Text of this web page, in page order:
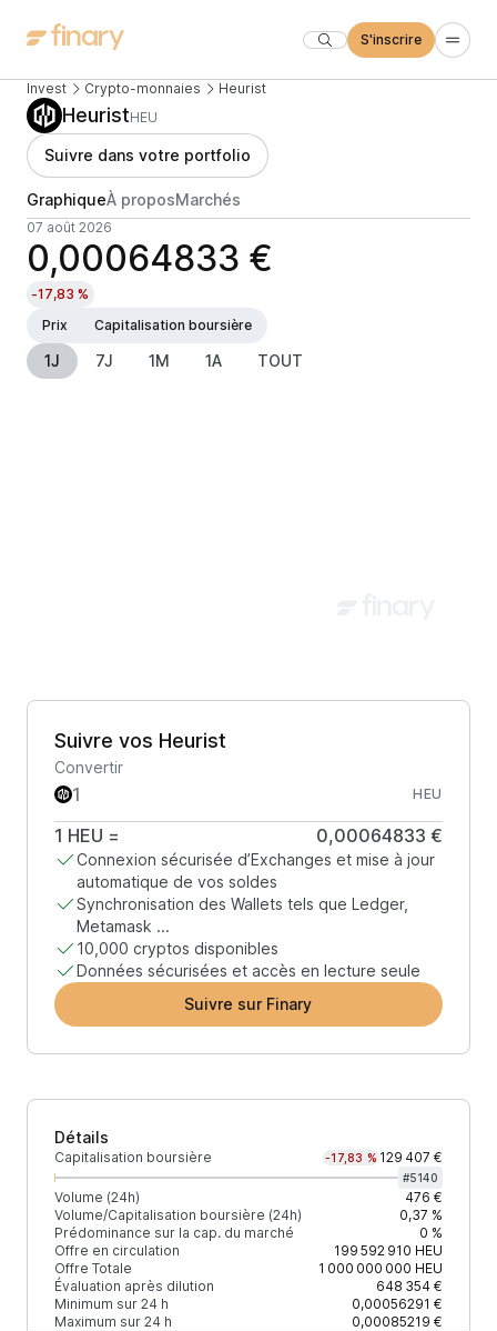
S'inscrire
Invest Crypto-monnaies Heurist
HeuristHEU
Suivre dans votre portfolio
GraphiqueÀ proposMarchés
07 août 2026
0,00064833 €
-17,83 %
Prix
Capitalisation boursière
1J 7J 1M 1A TOUT
Suivre vos Heurist
Convertir
HEU
1 HEU = 0,00064833 €
Connexion sécurisée d’Exchanges et mise à jour
automatique de vos soldes
Synchronisation des Wallets tels que Ledger,
Metamask ...
10,000 cryptos disponibles
Données sécurisées et accès en lecture seule
Suivre sur Finary
Détails
Capitalisation boursière -17,83 % 129 407 €
#5140
Volume (24h)
476 €
Volume/Capitalisation boursière (24h)
0,37 %
Prédominance sur la cap. du marché
0 %
Offre en circulation
199 592 910 HEU
Offre Totale
1 000 000 000 HEU
Évaluation après dilution
648 354 €
Minimum sur 24 h
0,00056291 €
Maximum sur 24 h
0,00085219 €